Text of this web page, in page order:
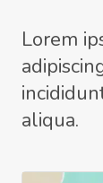
Lorem
aliqua.